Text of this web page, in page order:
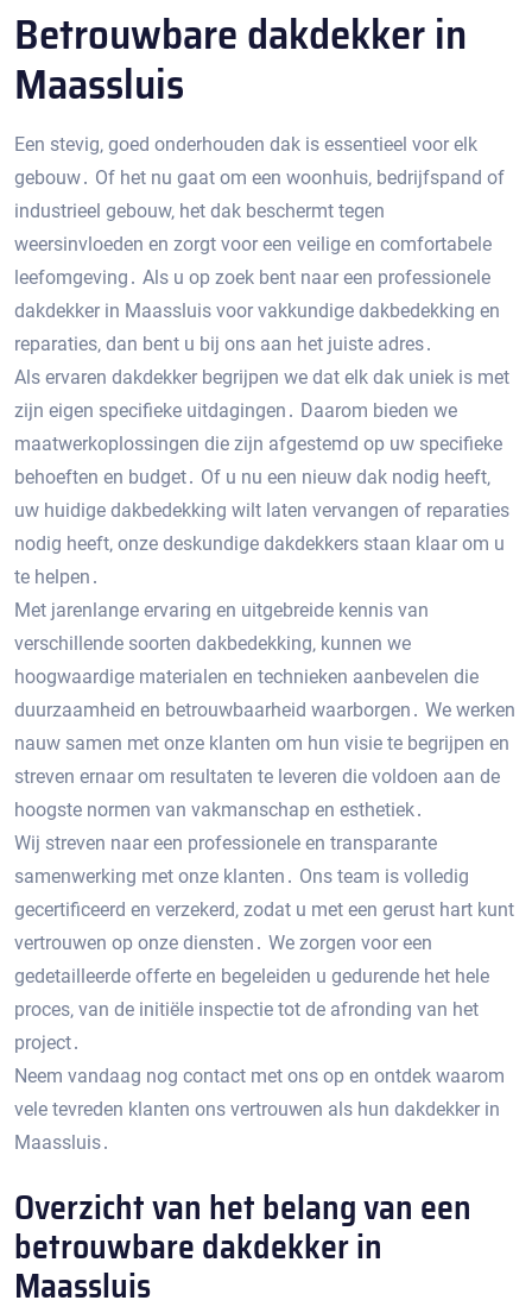
Betrouwbare dakdekker in
Maassluis
Een stevig‚ goed onderhouden dak is essentieel voor elk
gebouw․ Of het nu gaat om een ​​woonhuis‚ bedrijfspand of
industrieel gebouw‚ het dak beschermt tegen
weersinvloeden en zorgt voor een veilige en comfortabele
leefomgeving․ Als u op zoek bent naar een professionele
dakdekker in Maassluis voor vakkundige dakbedekking en
reparaties‚ dan bent u bij ons aan het juiste adres․
Als ervaren dakdekker begrijpen we dat elk dak uniek is met
zijn eigen specifieke uitdagingen․ Daarom bieden we
maatwerkoplossingen die zijn afgestemd op uw specifieke
behoeften en budget․ Of u nu een nieuw dak nodig heeft‚
uw huidige dakbedekking wilt laten vervangen of reparaties
nodig heeft‚ onze deskundige dakdekkers staan klaar om u
te helpen․
Met jarenlange ervaring en uitgebreide kennis van
verschillende soorten dakbedekking‚ kunnen we
hoogwaardige materialen en technieken aanbevelen die
duurzaamheid en betrouwbaarheid waarborgen․ We werken
nauw samen met onze klanten om hun visie te begrijpen en
streven ernaar om resultaten te leveren die voldoen aan de
hoogste normen van vakmanschap en esthetiek․
Wij streven naar een professionele en transparante
samenwerking met onze klanten․ Ons team is volledig
gecertificeerd en verzekerd‚ zodat u met een gerust hart kunt
vertrouwen op onze diensten․ We zorgen voor een
gedetailleerde offerte en begeleiden u gedurende het hele
proces‚ van de initiële inspectie tot de afronding van het
project․
Neem vandaag nog contact met ons op en ontdek waarom
vele tevreden klanten ons vertrouwen als hun dakdekker in
Maassluis․
Overzicht van het belang van een
betrouwbare dakdekker in
Maassluis